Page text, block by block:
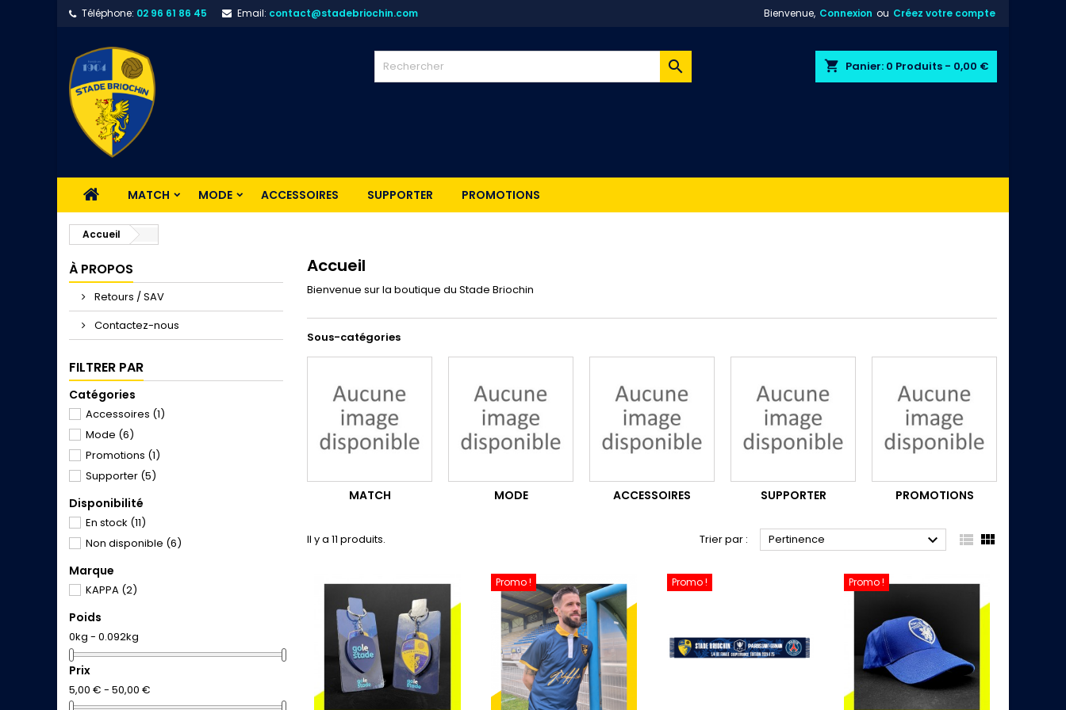
Téléphone: 02 96 61 86 45 Email: contact@stadebriochin.com Bienvenue, Connexion ou Créez votre compte
shopping_cart Panier: 0 Produits - 0,00 €

MATCH MODE ACCESSOIRES SUPPORTER PROMOTIONS
Accueil
À PROPOS
Retours / SAV
Contactez-nous
FILTRER PAR
Catégories
Accessoires (1)
Mode (6)
Promotions (1)
Supporter (5)
Disponibilité
En stock (11)
Non disponible (6)
Marque
KAPPA (2)
Poids
0kg - 0.092kg
Prix
5,00 € - 50,00 €
Accueil
Bienvenue sur la boutique du Stade Briochin
Sous-catégories
MATCH MODE ACCESSOIRES SUPPORTER PROMOTIONS
Il y a 11 produits. Trier par : Pertinence   
Promo ! Promo ! Promo !